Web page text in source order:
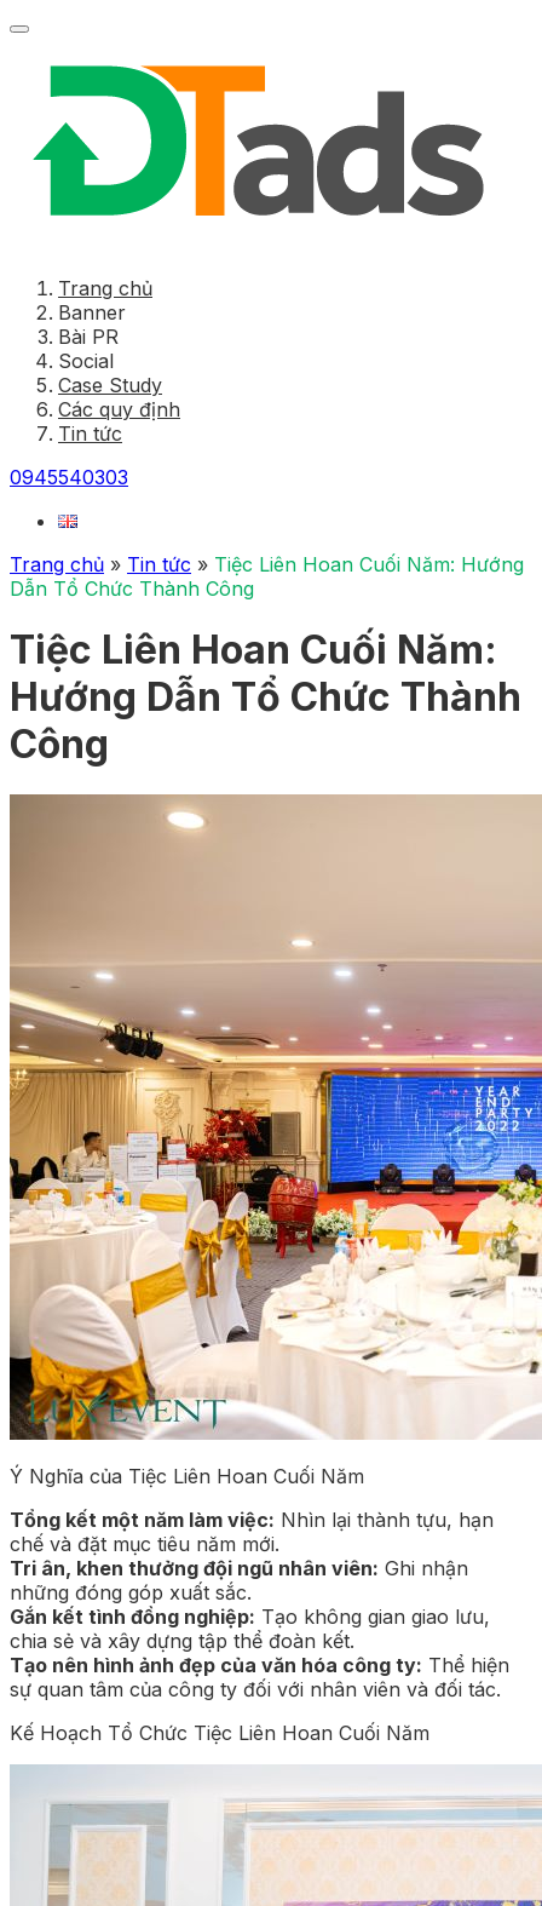
Trang chủ
Banner
Bài PR
Social
Case Study
Các quy định
Tin tức
0945540303
Trang chủ » Tin tức » Tiệc Liên Hoan Cuối Năm: Hướng
Dẫn Tổ Chức Thành Công
Tiệc Liên Hoan Cuối Năm:
Hướng Dẫn Tổ Chức Thành
Công
Ý Nghĩa của Tiệc Liên Hoan Cuối Năm
Tổng kết một năm làm việc: Nhìn lại thành tựu, hạn
chế và đặt mục tiêu năm mới.
Tri ân, khen thưởng đội ngũ nhân viên: Ghi nhận
những đóng góp xuất sắc.
Gắn kết tình đồng nghiệp: Tạo không gian giao lưu,
chia sẻ và xây dựng tập thể đoàn kết.
Tạo nên hình ảnh đẹp của văn hóa công ty: Thể hiện
sự quan tâm của công ty đối với nhân viên và đối tác.
Kế Hoạch Tổ Chức Tiệc Liên Hoan Cuối Năm